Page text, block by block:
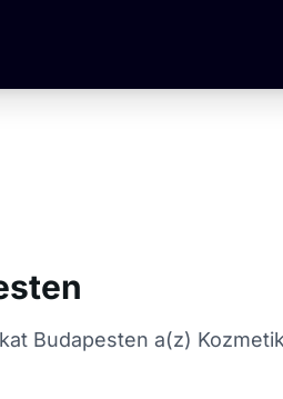
Budapesten a(z)